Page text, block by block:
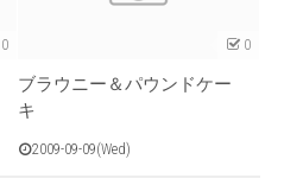
0 0
ブラウニー＆パウンドケー
キ
2009-09-09(Wed)